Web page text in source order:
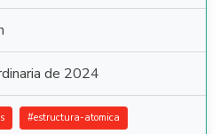
de 2024
#estructura-atomica